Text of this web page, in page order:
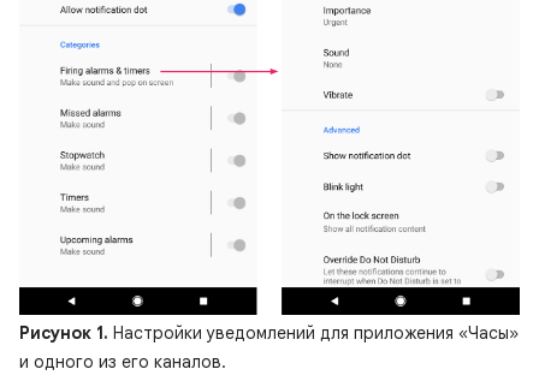
Рисунок 1. Настройки уведомлений для приложения «Часы»
и одного из его каналов.